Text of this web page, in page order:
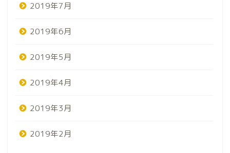
2019年7月
2019年6月
2019年5月
2019年4月
2019年3月
2019年2月